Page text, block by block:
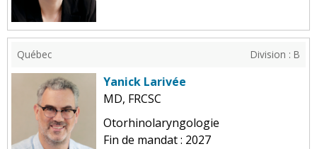
Québec Division : B
Yanick Larivée
MD, FRCSC
Otorhinolaryngologie
Fin de mandat : 2027